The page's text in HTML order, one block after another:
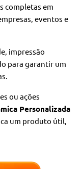
completas em
eventos e
impressão
para garantir um
ou ações
Personalizada
um produto útil,